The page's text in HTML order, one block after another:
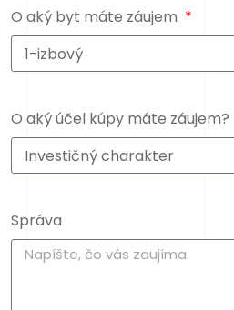
O aký byt máte záujem
O aký účel kúpy máte záujem?
Správa